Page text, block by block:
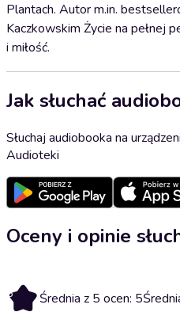
Plantach. Autor m.in.
Kaczkowskim Życie na pełnej
i miłość.
Jak słuchać
Słuchaj audiobooka na
Audioteki
Oceny i opinie
5 Średnia z 5 ocen: 5